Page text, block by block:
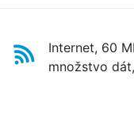
Internet, 60
množstvo